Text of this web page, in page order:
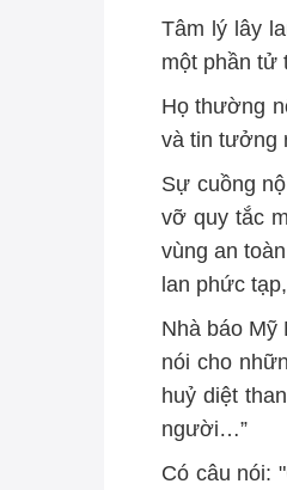
Tâm lý lây
một phần tử
Họ thường
và tin tưởng
Sự cuồng
vỡ quy tắc
vùng an
lan phức
Nhà báo Mỹ
nói cho
huỷ diệt
người…”
Có câu nói: